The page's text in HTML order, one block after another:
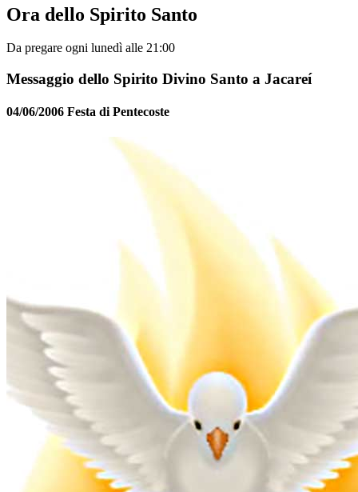
Ora dello Spirito Santo
Da pregare ogni lunedì alle 21:00
Messaggio dello Spirito Divino Santo a Jacareí
04/06/2006 Festa di Pentecoste